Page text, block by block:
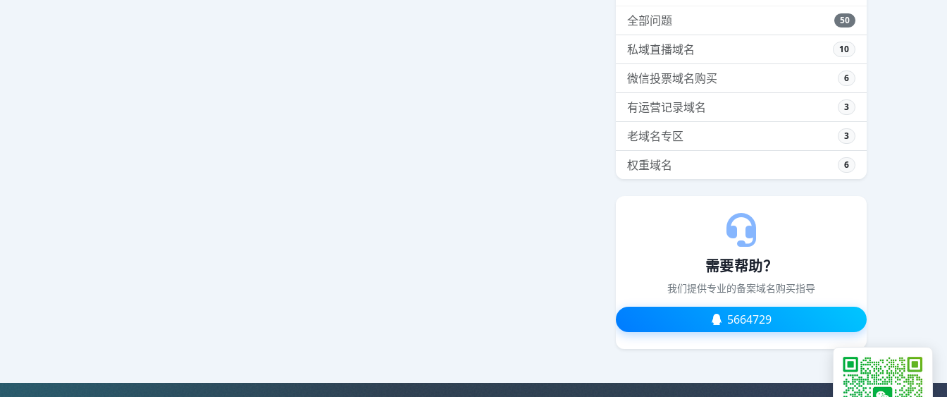
全部问题 50
私域直播域名 10
微信投票域名购买 6
有运营记录域名 3
老域名专区 3
权重域名 6
需要帮助？
我们提供专业的备案域名购买指导
5664729